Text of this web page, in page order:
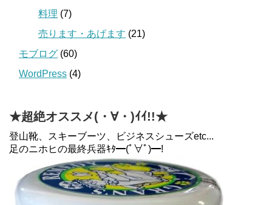
料理 (7)
売ります・あげます (21)
モブログ (60)
WordPress (4)
★超絶オススメ(・∀・)ｲｲ!!★
登山靴、スキーブーツ、ビジネスシューズetc...
足のニホヒの最終兵器ｷﾀ━(ﾟ∀ﾟ)━!